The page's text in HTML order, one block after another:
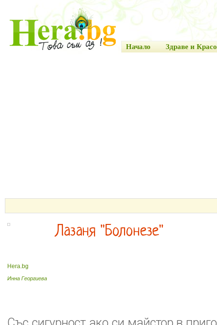
Начало Здраве и
Лазаня "Болонезе"
Hera.bg
Инна Георгиева